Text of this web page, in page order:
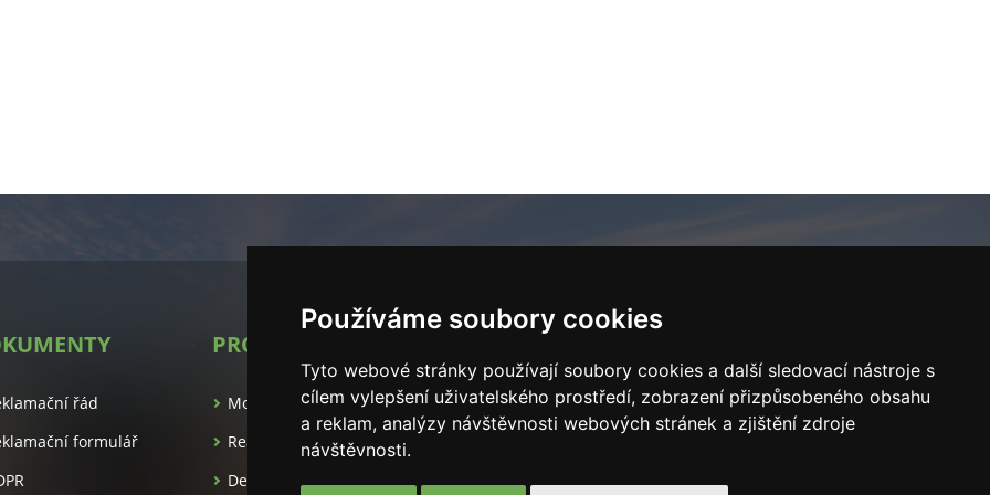
Používáme soubory cookies
Tyto webové stránky používají soubory cookies a další sledovací nástroje s
cílem vylepšení uživatelského prostředí, zobrazení přizpůsobeného obsahu
a reklam, analýzy návštěvnosti webových stránek a zjištění zdroje
návštěvnosti.
řád
formulář
PROJEKTY
Modulové dřevostavby
Realitní kancelář
Developerské projekty
Autoservis
Stěhovací služby
info@easyhomes.cz